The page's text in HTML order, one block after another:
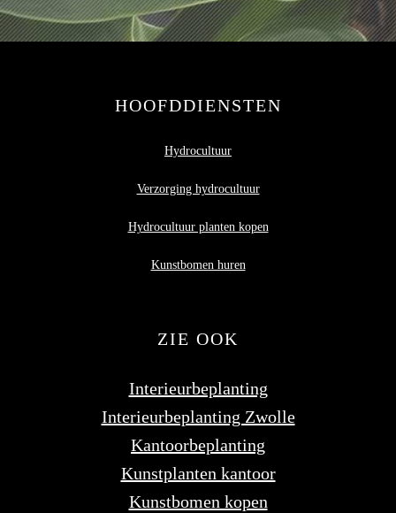
HOOFDDIENSTEN
Hydrocultuur
Verzorging hydrocultuur
Hydrocultuur planten kopen
Kunstbomen huren
ZIE OOK
Interieurbeplanting
Interieurbeplanting Zwolle
Kantoorbeplanting
Kunstplanten kantoor
Kunstbomen kopen